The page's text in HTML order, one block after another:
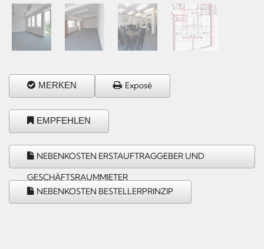
MERKEN Exposé
EMPFEHLEN
NEBENKOSTEN ERSTAUFTRAGGEBER UND
GESCHÄFTSRAUMMIETER
NEBENKOSTEN BESTELLERPRINZIP